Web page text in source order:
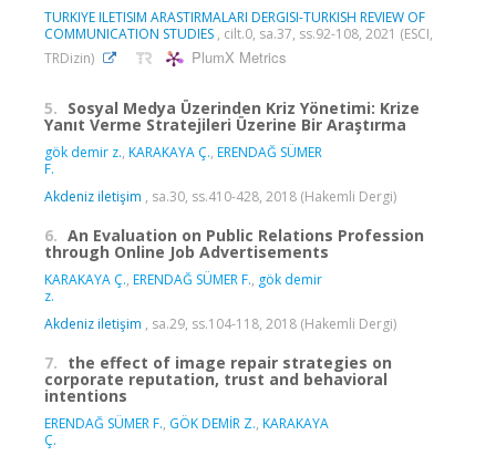
TURKIYE ILETISIM ARASTIRMALARI DERGISI-TURKISH REVIEW OF
COMMUNICATION STUDIES , cilt.0, sa.37, ss.92-108, 2021 (ESCI,
TRDizin)
PlumX Metrics
5. Sosyal Medya Üzerinden Kriz Yönetimi: Krize
Yanıt Verme Stratejileri Üzerine Bir Araştırma
gök demir z., KARAKAYA Ç., ERENDAĞ SÜMER
F.
Akdeniz iletişim , sa.30, ss.410-428, 2018 (Hakemli Dergi)
6. An Evaluation on Public Relations Profession
through Online Job Advertisements
KARAKAYA Ç., ERENDAĞ SÜMER F., gök demir
z.
Akdeniz iletişim , sa.29, ss.104-118, 2018 (Hakemli Dergi)
7. the effect of image repair strategies on
corporate reputation, trust and behavioral
intentions
ERENDAĞ SÜMER F., GÖK DEMİR Z., KARAKAYA
Ç.